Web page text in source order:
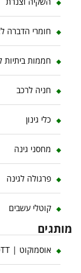
חומרי הדברה
חממות ביתיות
חניה לרכב
כלי גינון
מחסני גינה
פרגולה לגינה
קוטלי עשבים
מותגים
אוסמוקוט | SCOTT